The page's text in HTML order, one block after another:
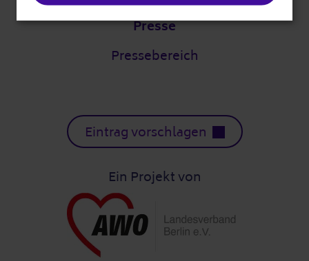
Presse
Pressebereich
Eintrag vorschlagen
Ein Projekt von